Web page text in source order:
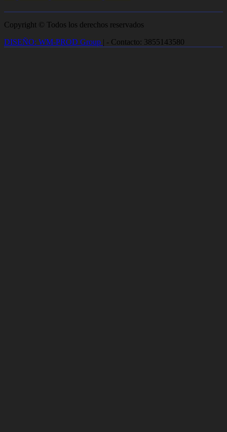
Copyright © Todos los derechos reservados
DISEÑO: WM-PROD Group | - Contacto: 3855143580